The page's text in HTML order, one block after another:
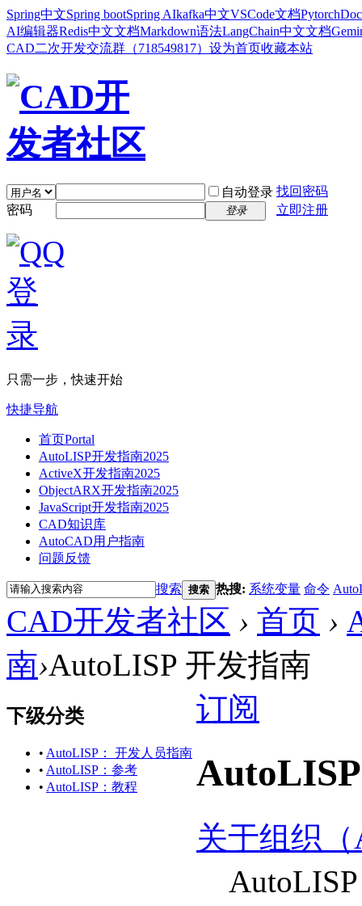
Spring中文Spring bootSpring AIkafka中文VSCode文档Pytorch
AI编辑器Redis中文文档Markdown语法LangChain中文文档
CAD二次开发交流群（718549817） 设为首页收藏本站
自动登录 找回密码
密码
登录 立即注册
只需一步，快速开始
快捷导航
首页Portal
AutoLISP开发指南2025
ActiveX开发指南2025
ObjectARX开发指南2025
JavaScript开发指南2025
CAD知识库
AutoCAD用户指南
问题反馈
搜索 搜索 热搜: 系统变量 命令
CAD开发者社区 › 首页 ›
南›AutoLISP 开发指南
下级分类
• AutoLISP： 开发人员指南
• AutoLISP：参考
• AutoLISP：教程
订阅
关于组织